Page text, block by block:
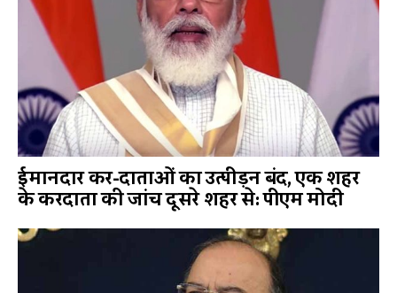
ईमानदार कर-दाताओं का उत्पीड़न बंद, एक शहर
के करदाता की जांच दूसरे शहर से: पीएम मोदी